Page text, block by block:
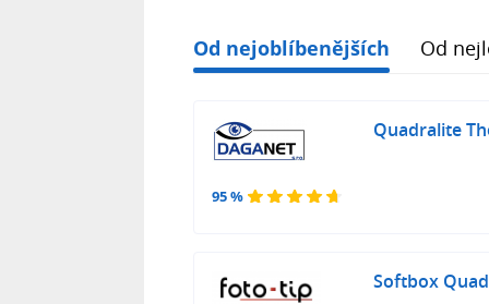
Od nejoblíbenějších Od
95 %
Quadralite
Softbox